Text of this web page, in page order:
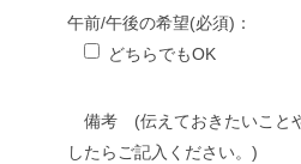
午前/午後の希望(必須)：
どちらでもOK
備考 (伝えておきたいこと
したらご記入ください。)